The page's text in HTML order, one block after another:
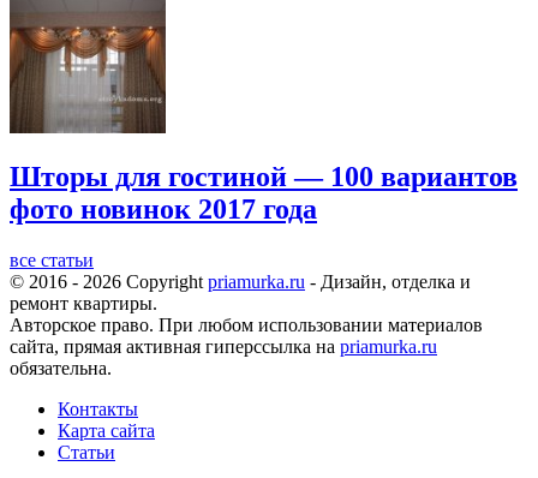
Шторы для гостиной — 100 вариантов
фото новинок 2017 года
все статьи
© 2016 - 2026 Copyright priamurka.ru - Дизайн, отделка и
ремонт квартиры.
Авторское право. При любом использовании материалов
сайта, прямая активная гиперссылка на priamurka.ru
обязательна.
Контакты
Карта сайта
Статьи